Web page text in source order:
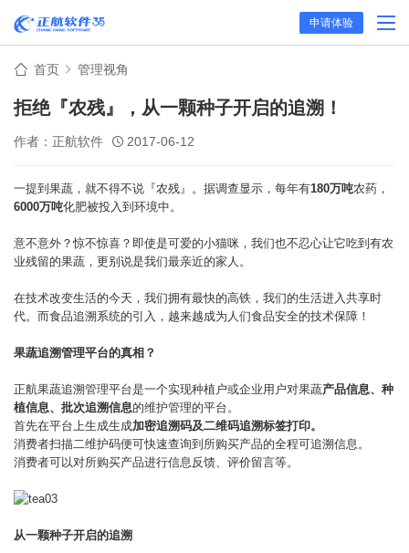
申请体验
首页 管理视角
拒绝『农残』，从一颗种子开启的追溯！
作者：正航软件 2017-06-12
一提到果蔬，就不得不说『农残』。据调查显示，每年有180万吨农药，
6000万吨化肥被投入到环境中。
意不意外？惊不惊喜？即使是可爱的小猫咪，我们也不忍心让它吃到有农
业残留的果蔬，更别说是我们最亲近的家人。
在技术改变生活的今天，我们拥有最快的高铁，我们的生活进入共享时
代。而食品追溯系统的引入，越来越成为人们食品安全的技术保障！
果蔬追溯管理平台的真相？
正航果蔬追溯管理平台是一个实现种植户或企业用户对果蔬产品信息、种
植信息、批次追溯信息的维护管理的平台。
首先在平台上生成生成加密追溯码及二维码追溯标签打印。
消费者扫描二维护码便可快速查询到所购买产品的全程可追溯信息。
消费者可以对所购买产品进行信息反馈、评价留言等。
从一颗种子开启的追溯